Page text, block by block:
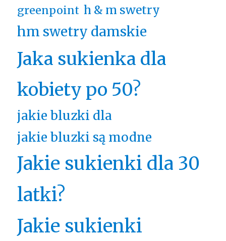
greenpoint h & m swetry
hm swetry damskie
Jaka sukienka dla
kobiety po 50?
jakie bluzki dla
jakie bluzki są modne
Jakie sukienki dla 30
latki?
Jakie sukienki